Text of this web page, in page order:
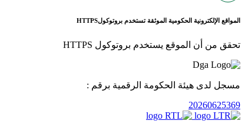
المواقع الإلكترونية الحكومية الموثقة تستخدم بروتوكولHTTPS
تحقق من أن الموقع يستخدم بروتوكول HTTPS
مسجل لدى هيئة الحكومة الرقمية برقم :
20260625369